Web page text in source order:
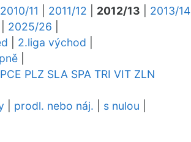
2010/11 2011/12 2012/13 2013/14
2025/26
2.liga východ
PCE PLZ SLA SPA TRI VIT ZLN
prodl. nebo náj. s nulou